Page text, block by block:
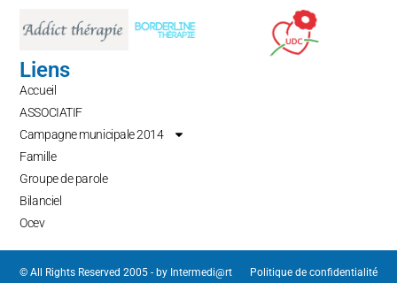
Liens
Accueil
ASSOCIATIF
Campagne municipale 2014
Famille
Groupe de parole
Bilanciel
Ocev
© All Rights Reserved 2005 - by Intermedi@rt Politique de confidentialité